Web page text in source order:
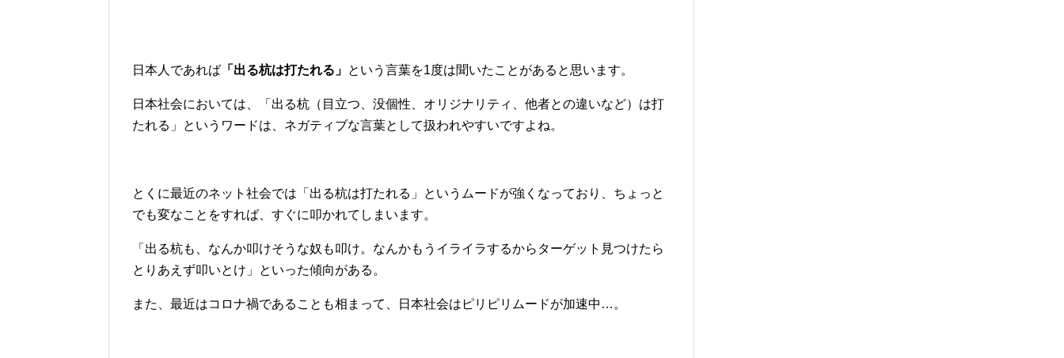
日本人であれば 「出る杭は打たれる」 という言葉を1度は聞いたことがあると思います。
日本社会においては、「出る杭（目立つ、没個性、オリジナリティ、他者との違いなど）は打
たれる」というワードは、ネガティブな言葉として扱われやすいですよね。
とくに最近のネット社会では「出る杭は打たれる」というムードが強くなっており、ちょっと
でも変なことをすれば、すぐに叩かれてしまいます。
「出る杭も、なんか叩けそうな奴も叩け。なんかもうイライラするからターゲット見つけたら
とりあえず叩いとけ」といった傾向がある。
また、最近はコロナ禍であることも相まって、日本社会はピリピリムードが加速中…。